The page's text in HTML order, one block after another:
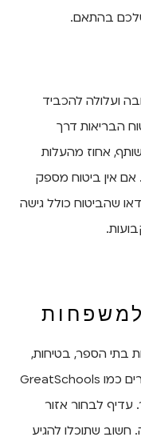
בהתאם.
ועלולה להכביד
הבריאות דרך
אחוז מהעלות
אין ביטוח מספק
שהביטוח כולל גישה
בתי הספר, בטיחות,
נגישות לשירותים ותחבורה ציבורית. אתרים כמו GreatSchools
עדיף לבחור אזור
חשוב שתוכלו להגיע